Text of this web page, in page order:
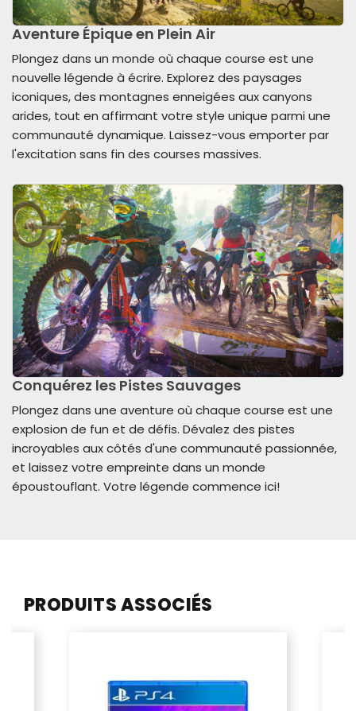
Aventure Épique en Plein Air
Plongez dans un monde où chaque course est une
nouvelle légende à écrire. Explorez des paysages
iconiques, des montagnes enneigées aux canyons
arides, tout en affirmant votre style unique parmi une
communauté dynamique. Laissez-vous emporter par
l'excitation sans fin des courses massives.
Conquérez les Pistes Sauvages
Plongez dans une aventure où chaque course est une
explosion de fun et de défis. Dévalez des pistes
incroyables aux côtés d'une communauté passionnée,
et laissez votre empreinte dans un monde
époustouflant. Votre légende commence ici!
PRODUITS ASSOCIÉS